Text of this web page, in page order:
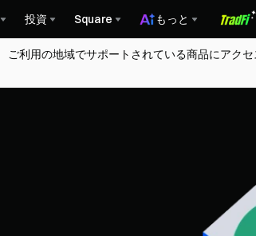
投資 Square もっと
利用の地域でサポートされている商品にアク
Flash
Trade SanDisk, SK